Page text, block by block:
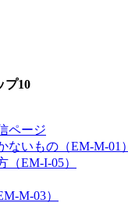
プ10
ページ
いもの（EM-M-01）
EM-I-05）
M-03）